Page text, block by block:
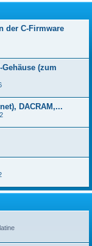
e
der C-Firmware
(zum
DACRAM,...